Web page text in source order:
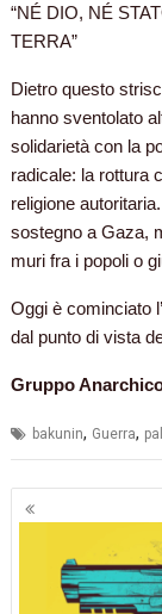
“NÉ DIO, NÉ
TERRA”
Dietro questo
hanno sventolato
solidarietà con la
radicale: la rottura
religione
sostegno a Gaza,
muri fra i popoli o
Oggi è cominciato
dal punto di vista
Gruppo
bakunin, Guerra,
articoli